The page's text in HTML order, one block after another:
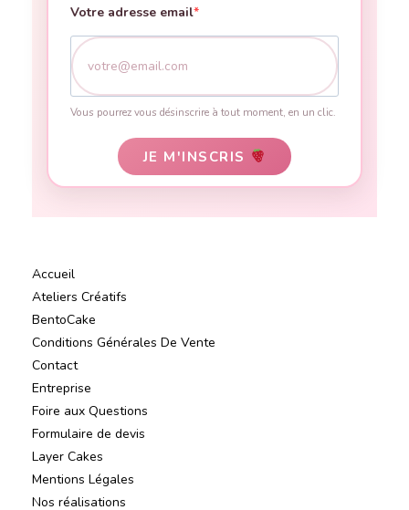
Votre adresse email
Vous pourrez vous désinscrire à tout moment, en un clic.
JE M'INSCRIS
Accueil
Ateliers Créatifs
BentoCake
Conditions Générales De Vente
Contact
Entreprise
Foire aux Questions
Formulaire de devis
Layer Cakes
Mentions Légales
Nos réalisations